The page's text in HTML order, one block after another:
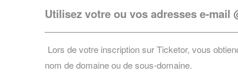
Utilisez votre ou vos adresses e-mail
Lors de votre inscription sur Ticketor, vous
nom de domaine ou de sous-domaine.